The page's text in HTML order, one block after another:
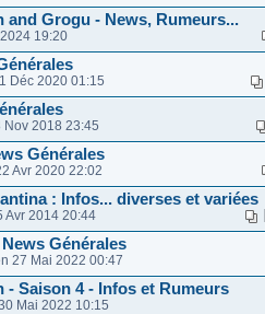
and Grogu - News, Rumeurs...
19:20
Déc 2020 01:15
Nov 2018 23:45
Générales
Avr 2020 22:02
: Infos... diverses et variées
Avr 2014 20:44
Générales
27 Mai 2022 00:47
- Saison 4 - Infos et Rumeurs
Mai 2022 10:15